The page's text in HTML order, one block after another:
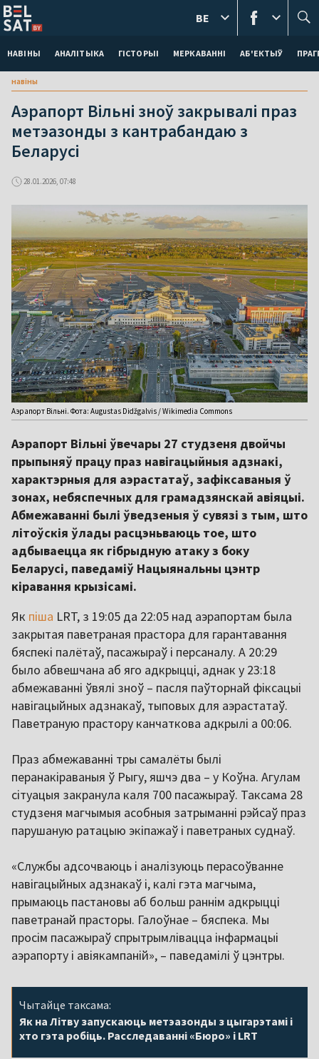
НАВІНЫ АНАЛІТЫКА ГІСТОРЫІ МЕРКАВАННI АБ'ЕКТЫЎ
BE
навіны
Аэрапорт Вільні зноў закрывалі праз
метэазонды з кантрабандаю з
Беларусі
28.01.2026, 07:48
Аэрапорт Вільні. Фота: Augustas Didžgalvis / Wikimedia Commons
Аэрапорт Вільні ўвечары 27 студзеня двойчы
прыпыняў працу праз навігацыйныя адзнакі,
характэрныя для аэрастатаў, зафіксаваныя ў
зонах, небяспечных для грамадзянскай авіяцыі.
Абмежаванні былі ўведзеныя ў сувязі з тым, што
літоўскія ўлады расцэньваюць тое, што
адбываецца як гібрыдную атаку з боку
Беларусі, паведаміў Нацыянальны цэнтр
кіравання крызісамі.
Як піша LRT, з 19:05 да 22:05 над аэрапортам была
закрытая паветраная прастора для гарантавання
бяспекі палётаў, пасажыраў і персаналу. А 20:29
было абвешчана аб яго адкрыцці, аднак у 23:18
абмежаванні ўвялі зноў – пасля паўторнай фіксацыі
навігацыйных адзнакаў, тыповых для аэрастатаў.
Паветраную прастору канчаткова адкрылі а 00:06.
Праз абмежаванні тры самалёты былі
перанакіраваныя ў Рыгу, яшчэ два – у Коўна. Агулам
сітуацыя закранула каля 700 пасажыраў. Таксама 28
студзеня магчымыя асобныя затрыманні рэйсаў праз
парушаную ратацыю экіпажаў і паветраных суднаў.
«Службы адсочваюць і аналізуюць перасоўванне
навігацыйных адзнакаў і, калі гэта магчыма,
прымаюць пастановы аб больш раннім адкрыцці
паветранай прасторы. Галоўнае – бяспека. Мы
просім пасажыраў спрытрымлівацца інфармацыі
аэрапорту і авіякампаній», – паведамілі ў цэнтры.
Чытайце таксама:
Як на Літву запускаюць метэазонды з цыгарэтамі і
хто гэта робіць. Расследаванні «Бюро» і LRT